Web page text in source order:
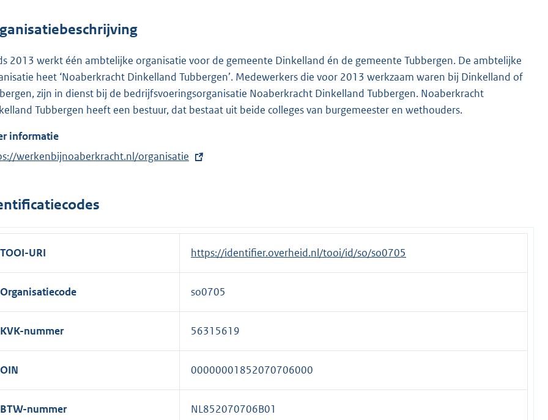
2013 werkt één ambtelijke organisatie voor de gemeente Dinkelland én de gemeente Tubbergen. De ambtelijke
heet ‘Noaberkracht Dinkelland Tubbergen’. Medewerkers die voor 2013 werkzaam waren bij Dinkelland of
zijn in dienst bij de bedrijfsvoeringsorganisatie Noaberkracht Dinkelland Tubbergen. Noaberkracht
Tubbergen heeft een bestuur, dat bestaat uit beide colleges van burgemeester en wethouders.
informatie
werkenbijnoaberkracht.nl/organisatie
TOOI-URI https://identifier.overheid.nl/tooi/id/so/so0705
Organisatiecode so0705
KVK-nummer 56315619
OIN 00000001852070706000
BTW-nummer NL852070706B01